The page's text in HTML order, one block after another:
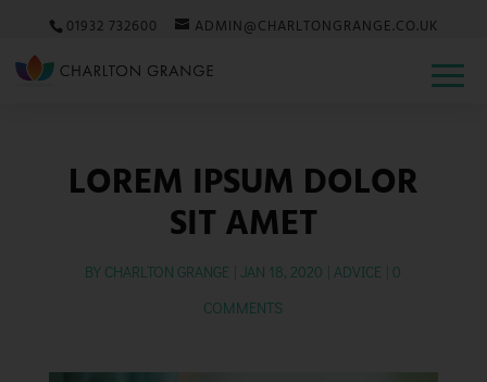
01932 732600 ADMIN@CHARLTONGRANGE.CO.UK
LOREM IPSUM DOLOR
SIT AMET
BY CHARLTON GRANGE JAN 18, 2020 ADVICE
0
COMMENTS